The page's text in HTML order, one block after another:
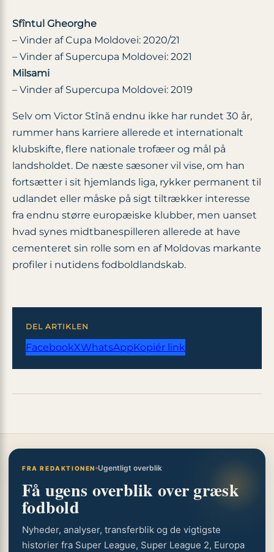
Sfîntul Gheorghe
– Vinder af Cupa Moldovei: 2020/21
– Vinder af Supercupa Moldovei: 2021
Milsami
– Vinder af Supercupa Moldovei: 2019
Selv om Victor Stînă endnu ikke har rundet 30 år,
rummer hans karriere allerede et internationalt
klubskifte, flere nationale trofæer og mål på
landsholdet. De næste sæsoner vil vise, om han
fortsætter i sit hjemlands liga, rykker permanent til
udlandet eller måske på sigt tiltrækker interesse
fra endnu større europæiske klubber, men uanset
hvad synes midtbanespilleren allerede at have
cementeret sin rolle som en af Moldovas markante
profiler i nutidens fodboldlandskab.
DEL ARTIKLEN
FacebookXWhatsAppKopiér link
FRA REDAKTIONEN Ugentligt overblik
Få ugens overblik over græsk
fodbold
Nyheder, analyser, transferblik og de vigtigste
historier fra Super League, Super League 2, Europa